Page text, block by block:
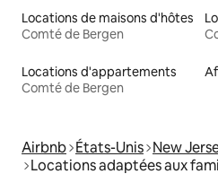
Locations de maisons d'hôtes
Comté de Bergen
Locations d'appartements
Comté de Bergen
Airbnb États-Unis New
Locations adaptées aux